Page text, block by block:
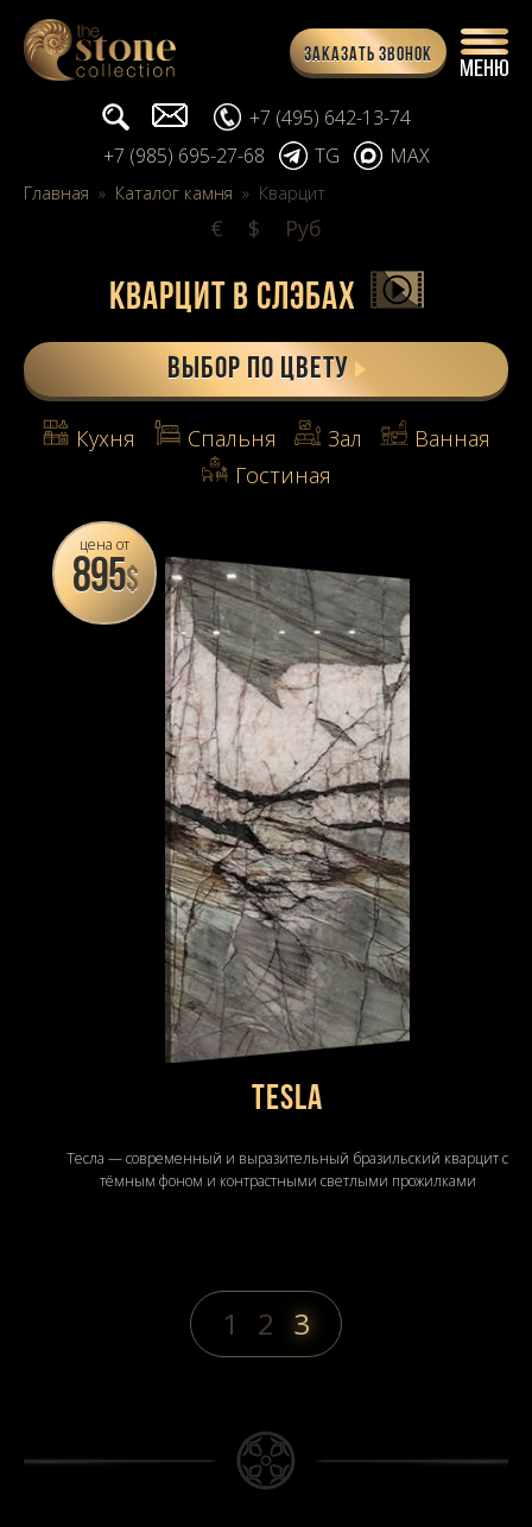
Заказать звонок
Поиск... info@stone-collection.ru
+7 (495) 642-13-74
+7 (985) 695-27-68
TG MAX
Главная » Каталог камня » Кварцит
€ $ Pуб
Кварцит в слэбах
Выбор по цвету
Кухня Спальня Зал
Ванная
Гостиная
цена от
895$
Tesla
Тесла — современный и выразительный бразильский кварцит с
тёмным фоном и контрастными светлыми прожилками
1 2 3